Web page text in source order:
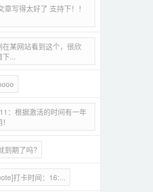
章写得太好了 支持下！！
在某网站看到这个，很欣
下...
：根据激活的时间有一年
到期了吗?
打卡时间：16:...